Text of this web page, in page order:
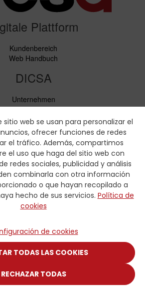
sitio web se usan para personalizar el
ofrecer funciones de redes
el tráfico. Además, compartimos
el uso que haga del sitio web con
redes sociales, publicidad y análisis
combinarla con otra información
o que hayan recopilado a
hecho de sus servicios. Política de
cookies
de cookies
TODAS LAS COOKIES
RECHAZAR TODAS
Plattform
Kundenbereich
Web Handbuch
DICSA
Unternehmen
Neuigkeiten
Service
Verhaltenskodex
Verantwortung
Downloads
und Produktbroschüren
Zertifikate
Pressmaaßtabellen
Hydraulik-Formulare
Kontakt
Kontakt
INTERNACIONAL CARMEN,